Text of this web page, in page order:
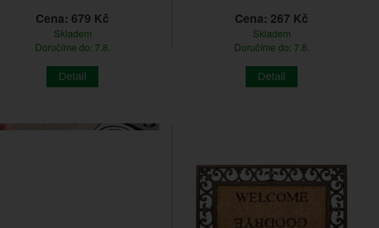
Cena: 679 Kč
Skladem
Doručíme do: 7.8.
Detail
Cena: 267 Kč
Skladem
Doručíme do: 7.8.
Detail